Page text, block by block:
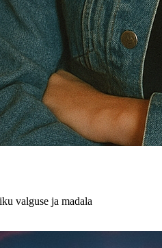
valguse ja madala